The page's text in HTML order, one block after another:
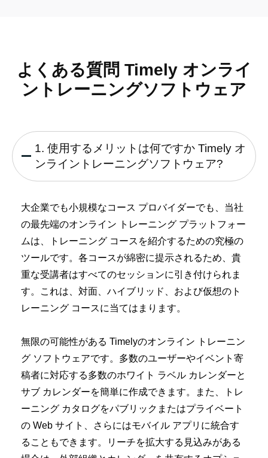
よくある質問 Timely オンライ
ントレーニングソフトウェア
1. 使用するメリットは何ですか Timely オ
ンライントレーニングソフトウェア?
大企業でも小規模なコース プロバイダーでも、当社
の最先端のオンライン トレーニング プラットフォー
ムは、トレーニング コースを紹介するための究極の
ツールです。各コースが綿密に提示されるため、貴
重な受講者はすべてのセッションに引き付けられま
す。これは、対面、ハイブリッド、および仮想のト
レーニング コースに当てはまります。
無限の可能性がある Timelyのオンライン トレーニン
グ ソフトウェアです。多数のユーザーやイベント寄
稿者に対応する多数のホワイト ラベル カレンダーと
サブ カレンダーを簡単に作成できます。また、トレ
ーニング カタログをパブリックまたはプライベート
の Web サイト、さらにはモバイル アプリに統合す
ることもできます。リーチを拡大する見込みがある